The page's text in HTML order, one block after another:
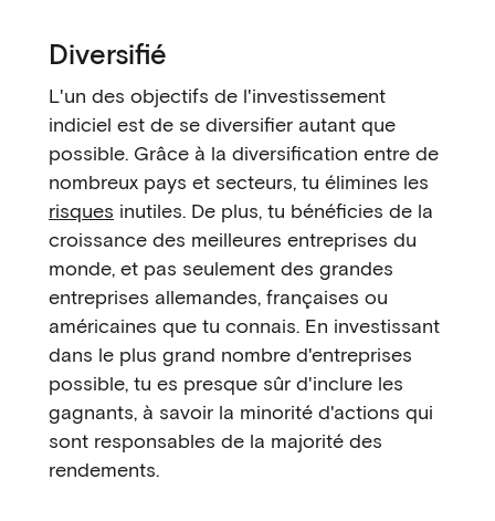
Diversifié
L'un des objectifs de l'investissement
indiciel est de se diversifier autant que
possible. Grâce à la diversification entre de
nombreux pays et secteurs, tu élimines les
risques inutiles. De plus, tu bénéficies de la
croissance des meilleures entreprises du
monde, et pas seulement des grandes
entreprises allemandes, françaises ou
américaines que tu connais. En investissant
dans le plus grand nombre d'entreprises
possible, tu es presque sûr d'inclure les
gagnants, à savoir la minorité d'actions qui
sont responsables de la majorité des
rendements.